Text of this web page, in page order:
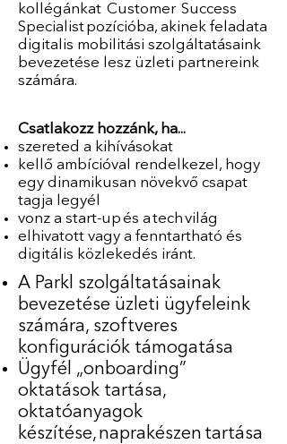
kollégánkat Customer Success
Specialist pozícióba, akinek feladata
digitalis mobilitási szolgáltatásaink
bevezetése lesz üzleti partnereink
számára.
Csatlakozz hozzánk, ha...
szereted a kihívásokat
kellő ambícióval rendelkezel, hogy
egy dinamikusan növekvő csapat
tagja legyél
vonz a start-up és a tech világ
elhivatott vagy a fenntartható és
digitális közlekedés iránt.
A Parkl szolgáltatásainak
bevezetése üzleti ügyfeleink
számára, szoftveres
konfigurációk támogatása
Ügyfél „onboarding”
oktatások tartása,
oktatóanyagok
készítése, naprakészen tartása